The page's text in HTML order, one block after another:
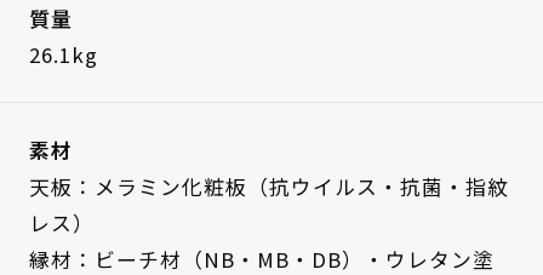
質量
26.1kg
素材
天板：メラミン化粧板（抗ウイルス・抗菌・指紋
レス）
縁材：ビーチ材（NB・MB・DB）・ウレタン塗